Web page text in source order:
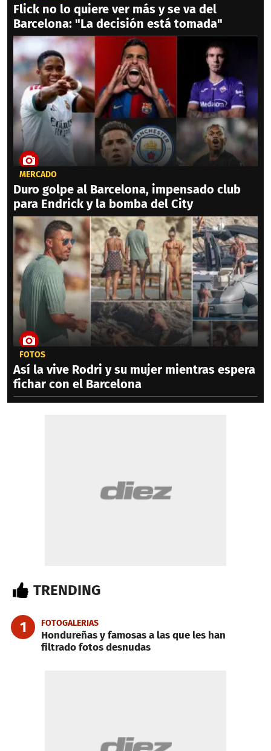
Flick no lo quiere ver más y se va del
Barcelona: "La decisión está tomada"
MERCADO
Duro golpe al Barcelona, impensado club
para Endrick y la bomba del City
FOTOS
Así la vive Rodri y su mujer mientras espera
fichar con el Barcelona
TRENDING
1 FOTOGALERIAS
Hondureñas y famosas a las que les han
filtrado fotos desnudas